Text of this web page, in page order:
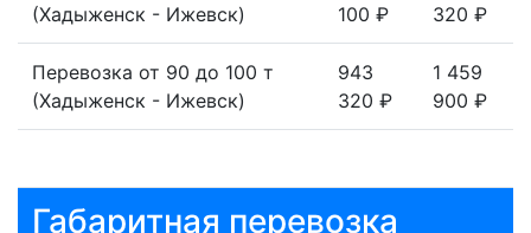
(Хадыженск - Ижевск)
100 ₽
320 ₽
Перевозка от 90 до 100 т
(Хадыженск - Ижевск)
943
320 ₽
1 459
900 ₽
Габаритная перевозка